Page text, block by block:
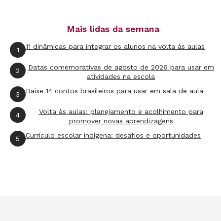
quiser passar o dia vestindo o uniforme do
Santos, inadequado ao trabalho.
você gosta muito. O resultado final é
aceitável, como aquela sopa sem graça
Mais lidas da semana
1 11 dinâmicas para integrar os alunos na volta às aulas
2
Datas comemorativas de agosto de 2026 para usar em
atividades na escola
3 Baixe 14 contos brasileiros para usar em sala de aula
4
Volta às aulas: planejamento e acolhimento para
promover novas aprendizagens
5 Currículo escolar indígena: desafios e oportunidades